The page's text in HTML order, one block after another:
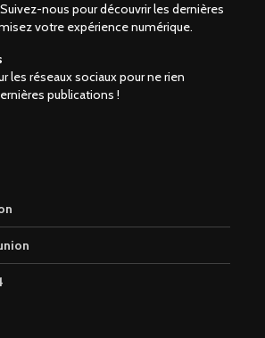
nous pour découvrir les dernières
votre expérience numérique.
les réseaux sociaux pour ne rien
publications !